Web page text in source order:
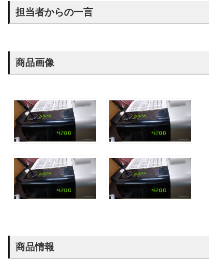
担当者からの一言
商品画像
商品情報